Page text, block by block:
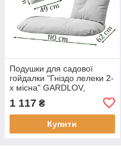
Подушки для садової
гойдалки "Гніздо лелеки 2-
х місна" GARDLOV,
двомісна
1 117 ₴
Купити